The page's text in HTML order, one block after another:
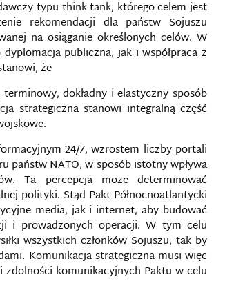
typu think-tank, którego celem jest
rekomendacji dla państw Sojuszu
na osiąganie określonych celów. W
publiczna, jak i współpraca z
że
dokładny i elastyczny sposób
strategiczna stanowi integralną część
24/7, wzrostem liczby portali
państw NATO, w sposób istotny wpływa
Ta percepcja może determinować
polityki. Stąd Pakt Północnoatlantycki
media, jak i internet, aby budować
i prowadzonych operacji. W tym celu
wszystkich członków Sojuszu, tak by
Komunikacja strategiczna musi więc
zdolności komunikacyjnych Paktu w celu